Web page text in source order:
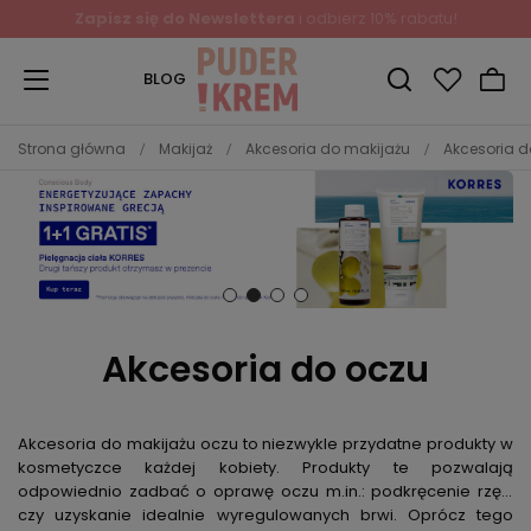
BLOG
Strona główna Makijaż Akcesoria do makijażu Akcesoria
Akcesoria do oczu
Akcesoria do makijażu oczu to niezwykle przydatne produkty w
kosmetyczce każdej kobiety. Produkty te pozwalają
odpowiednio zadbać o oprawę oczu m.in.: podkręcenie rzęs,
czy uzyskanie idealnie wyregulowanych brwi. Oprócz tego